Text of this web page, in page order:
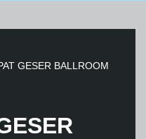
GESER BALLROOM